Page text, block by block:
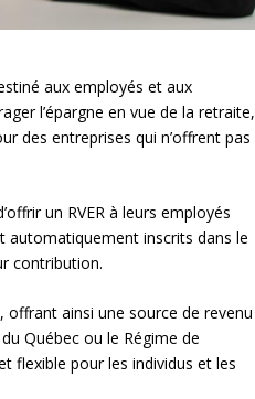
aux employés et aux
l’épargne en vue de la retraite,
des entreprises qui n’offrent pas
un RVER à leurs employés
automatiquement inscrits dans le
contribution.
ainsi une source de revenu
Québec ou le Régime de
flexible pour les individus et les